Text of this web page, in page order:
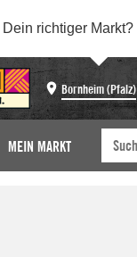
Dein richtiger Markt?
Bornheim (Pfalz)
MEIN MARKT